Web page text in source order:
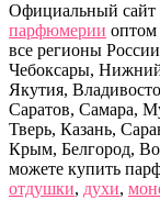
Официальный
парфюмерии оптом
все регионы
Чебоксары,
Якутия,
Саратов, Самара,
Тверь, Казань,
Крым, Белгород,
можете купить
отдушки, духи,